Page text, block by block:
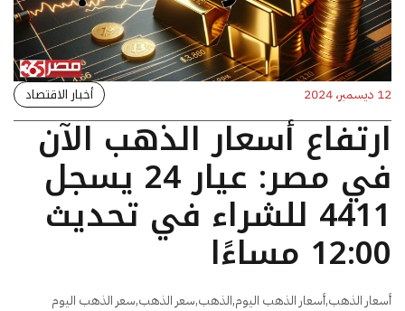
12 ديسمبر، 2024 أخبار الاقتصاد
ارتفاع أسعار الذهب الآن
في مصر: عيار 24 يسجل
4411 للشراء في تحديث
12:00 مساءًا
أسعار الذهب,أسعار الذهب اليوم,الذهب,سعر الذهب,سعر الذهب اليوم